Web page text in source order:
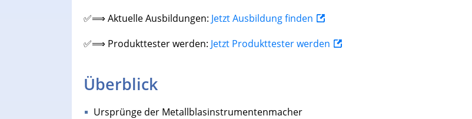
✅⟹ Aktuelle Ausbildungen: Jetzt Ausbildung finden
✅⟹ Produkttester werden: Jetzt Produkttester werden
Überblick
Ursprünge der Metallblasinstrumentenmacher